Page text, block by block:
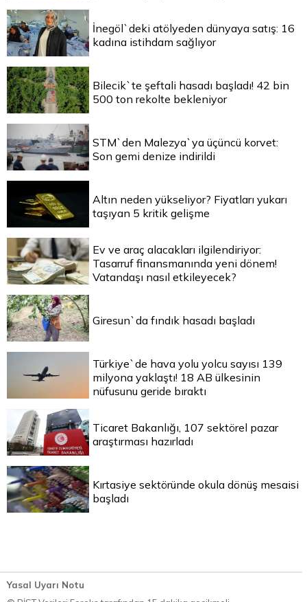
İnegöl`deki atölyeden dünyaya satış: 16
kadına istihdam sağlıyor
Bilecik`te şeftali hasadı başladı! 42 bin
500 ton rekolte bekleniyor
STM`den Malezya`ya üçüncü korvet:
Son gemi denize indirildi
Altın neden yükseliyor? Fiyatları yukarı
taşıyan 5 kritik gelişme
Ev ve araç alacakları ilgilendiriyor:
Tasarruf finansmanında yeni dönem!
Vatandaşı nasıl etkileyecek?
Giresun`da fındık hasadı başladı
Türkiye`de hava yolu yolcu sayısı 139
milyona yaklaştı! 18 AB ülkesinin
nüfusunu geride bıraktı
Ticaret Bakanlığı, 107 sektörel pazar
araştırması hazırladı
Kırtasiye sektöründe okula dönüş mesaisi
başladı
Yasal Uyarı Notu